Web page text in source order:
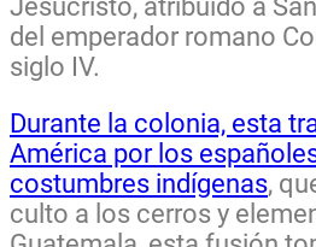
Jesucristo, atribuido a
del emperador romano
siglo IV.
Durante la colonia, esta
América por los
costumbres indígenas,
culto a los cerros y